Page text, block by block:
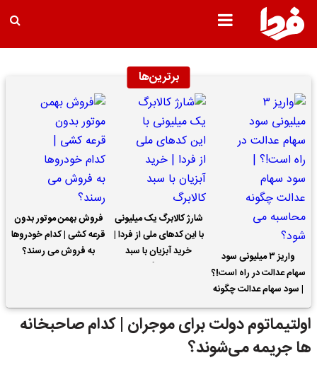
برترین‌ها
واریز ۳ میلیونی سود
سهام عدالت در راه است!؟
| سود سهام عدالت چگونه
محاسبه می شود؟
شارژ کالابرگ یک میلیونی
با این کدهای ملی از فردا |
خرید آبزیان با سبد
فروش بهمن موتور بدون
قرعه کشی | کدام خودروها
به فروش می رسند؟
اولتیماتوم دولت برای موجران | کدام صاحبخانه
ها جریمه می‌شوند؟